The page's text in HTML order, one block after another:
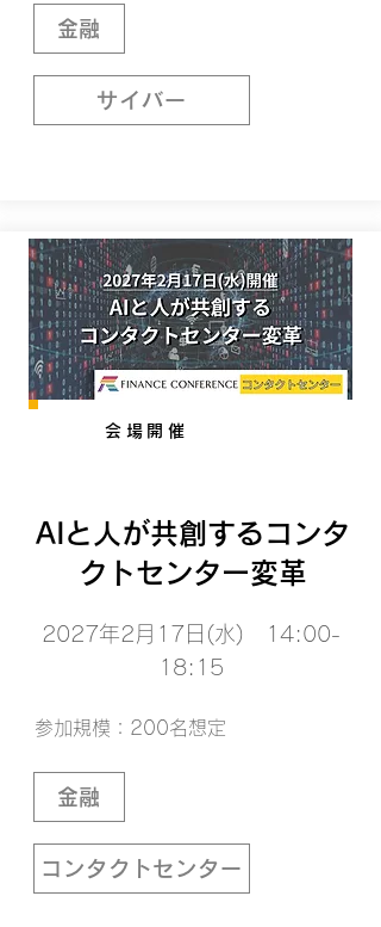
金融
サイバー
会場開催
AIと人が共創するコンタ
クトセンター変革
2027年2月17日(水) 14:00-
18:15
参加規模：200名想定
金融
コンタクトセンター